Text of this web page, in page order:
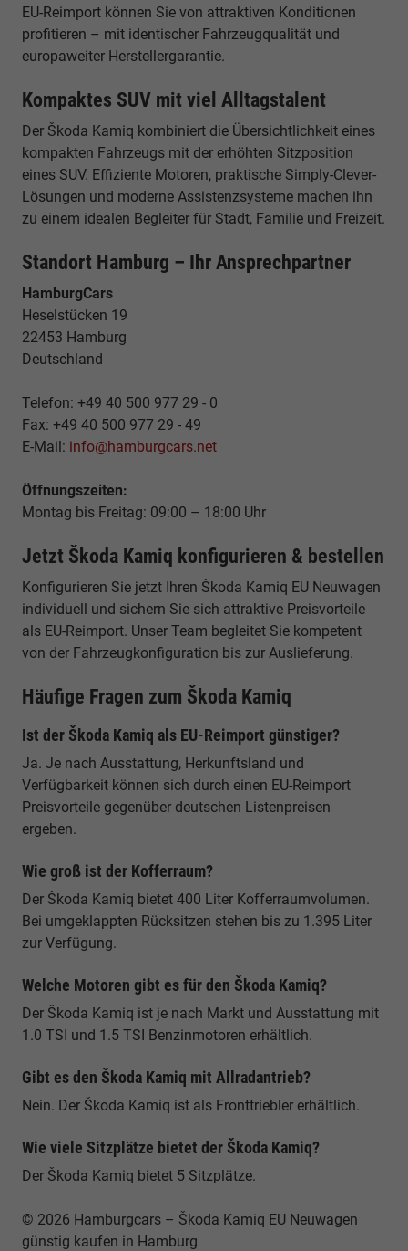
EU-Reimport können Sie von attraktiven Konditionen
profitieren – mit identischer Fahrzeugqualität und
europaweiter Herstellergarantie.
Kompaktes SUV mit viel Alltagstalent
Der Škoda Kamiq kombiniert die Übersichtlichkeit eines
kompakten Fahrzeugs mit der erhöhten Sitzposition
eines SUV. Effiziente Motoren, praktische Simply-Clever-
Lösungen und moderne Assistenzsysteme machen ihn
zu einem idealen Begleiter für Stadt, Familie und Freizeit.
Standort Hamburg – Ihr Ansprechpartner
HamburgCars
Heselstücken 19
22453 Hamburg
Deutschland
Telefon: +49 40 500 977 29 - 0
Fax: +49 40 500 977 29 - 49
E-Mail: info@hamburgcars.net
Öffnungszeiten:
Montag bis Freitag: 09:00 – 18:00 Uhr
Jetzt Škoda Kamiq konfigurieren & bestellen
Konfigurieren Sie jetzt Ihren Škoda Kamiq EU Neuwagen
individuell und sichern Sie sich attraktive Preisvorteile
als EU-Reimport. Unser Team begleitet Sie kompetent
von der Fahrzeugkonfiguration bis zur Auslieferung.
Häufige Fragen zum Škoda Kamiq
Ist der Škoda Kamiq als EU-Reimport günstiger?
Ja. Je nach Ausstattung, Herkunftsland und
Verfügbarkeit können sich durch einen EU-Reimport
Preisvorteile gegenüber deutschen Listenpreisen
ergeben.
Wie groß ist der Kofferraum?
Der Škoda Kamiq bietet 400 Liter Kofferraumvolumen.
Bei umgeklappten Rücksitzen stehen bis zu 1.395 Liter
zur Verfügung.
Welche Motoren gibt es für den Škoda Kamiq?
Der Škoda Kamiq ist je nach Markt und Ausstattung mit
1.0 TSI und 1.5 TSI Benzinmotoren erhältlich.
Gibt es den Škoda Kamiq mit Allradantrieb?
Nein. Der Škoda Kamiq ist als Fronttriebler erhältlich.
Wie viele Sitzplätze bietet der Škoda Kamiq?
Der Škoda Kamiq bietet 5 Sitzplätze.
© 2026 Hamburgcars – Škoda Kamiq EU Neuwagen
günstig kaufen in Hamburg